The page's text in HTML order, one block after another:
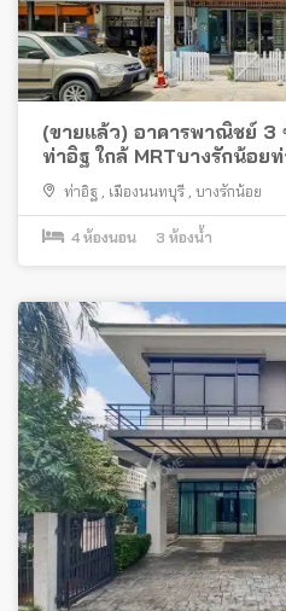
(ขายแล้ว) อาคารพาณิชย์
ท่าอิฐ ใกล้ MRTบางรักน้อย
ท่าอิฐ เมืองนนทบุรี บางรักน้อย
4 ห้องนอน 3 ห้องน้ำ